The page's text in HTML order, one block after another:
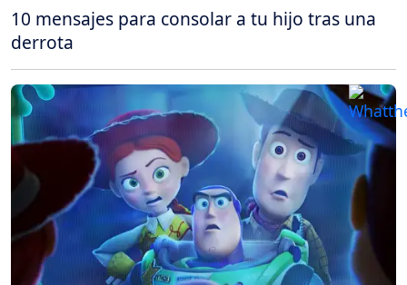
10 mensajes para consolar a tu hijo tras una
derrota